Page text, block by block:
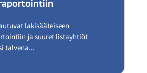
lakisääteiseen
ja suuret listayhtiöt
talvena...